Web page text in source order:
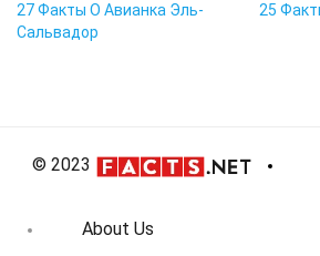
27 Факты О Авианка Эль-
Сальвадор
25
© 2023
About Us